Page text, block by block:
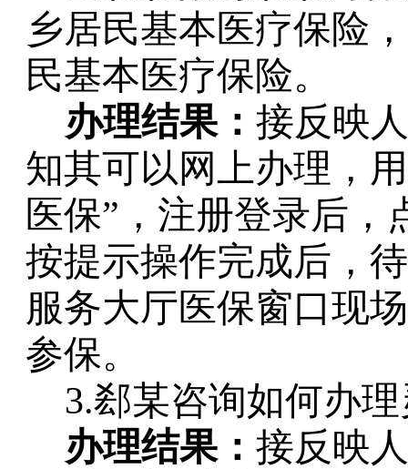
乡居民基本医疗保险
民基本医疗保险。
办理结果： 接反映
知其可以网上办理，
医保”，注册登录后，
按提示操作完成后，
服务大厅医保窗口现
参保。
3.郄某咨询如何办
办理结果： 接反映